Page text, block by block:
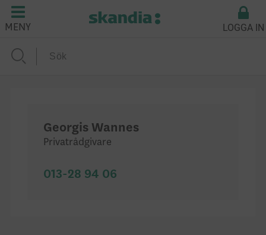
MENY LOGGA IN
Georgis Wannes
Privatrådgivare
013-28 94 06